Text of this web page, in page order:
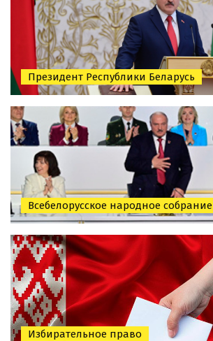
Президент Республики Беларусь
Всебелорусское народное собрание
Избирательное право